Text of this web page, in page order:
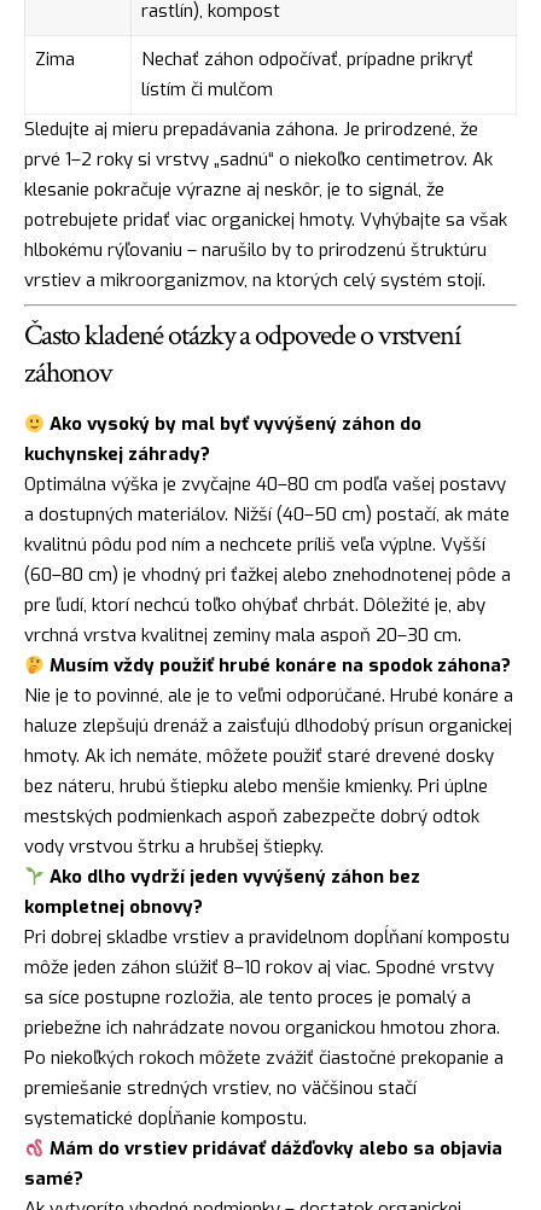
rastlín), kompost
Zima
Nechať záhon odpočívať, prípadne prikryť
lístím či mulčom
Sledujte aj mieru prepadávania záhona. Je prirodzené, že
prvé 1–2 roky si vrstvy „sadnú“ o niekoľko centimetrov. Ak
klesanie pokračuje výrazne aj neskôr, je to signál, že
potrebujete pridať viac organickej hmoty. Vyhýbajte sa však
hlbokému rýľovaniu – narušilo by to prirodzenú štruktúru
vrstiev a mikroorganizmov, na ktorých celý systém stojí.
Často kladené otázky a odpovede o vrstvení
záhonov
Ako vysoký by mal byť vyvýšený záhon do
kuchynskej záhrady?
Optimálna výška je zvyčajne 40–80 cm podľa vašej postavy
a dostupných materiálov. Nižší (40–50 cm) postačí, ak máte
kvalitnú pôdu pod ním a nechcete príliš veľa výplne. Vyšší
(60–80 cm) je vhodný pri ťažkej alebo znehodnotenej pôde a
pre ľudí, ktorí nechcú toľko ohýbať chrbát. Dôležité je, aby
vrchná vrstva kvalitnej zeminy mala aspoň 20–30 cm.
Musím vždy použiť hrubé konáre na spodok záhona?
Nie je to povinné, ale je to veľmi odporúčané. Hrubé konáre a
haluze zlepšujú drenáž a zaisťujú dlhodobý prísun organickej
hmoty. Ak ich nemáte, môžete použiť staré drevené dosky
bez náteru, hrubú štiepku alebo menšie kmienky. Pri úplne
mestských podmienkach aspoň zabezpečte dobrý odtok
vody vrstvou štrku a hrubšej štiepky.
Ako dlho vydrží jeden vyvýšený záhon bez
kompletnej obnovy?
Pri dobrej skladbe vrstiev a pravidelnom dopĺňaní kompostu
môže jeden záhon slúžiť 8–10 rokov aj viac. Spodné vrstvy
sa síce postupne rozložia, ale tento proces je pomalý a
priebežne ich nahrádzate novou organickou hmotou zhora.
Po niekoľkých rokoch môžete zvážiť čiastočné prekopanie a
premiešanie stredných vrstiev, no väčšinou stačí
systematické dopĺňanie kompostu.
Mám do vrstiev pridávať dážďovky alebo sa objavia
samé?